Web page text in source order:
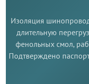
Изоляция
длительную
фенольных смол,
Подтверждено